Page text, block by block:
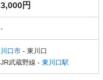
3,000円
-
川口市 - 東川口
JR武蔵野線 - 東川口駅